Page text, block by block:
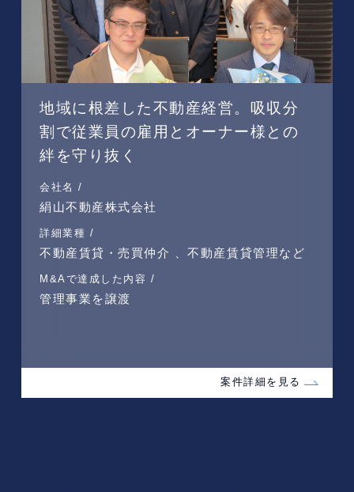
地域に根差した不動産経営。吸収分
割で従業員の雇用とオーナー様との
絆を守り抜く
会社名 /
絹山不動産株式会社
詳細業種 /
不動産賃貸・売買仲介 、不動産賃貸管理など
M&Aで達成した内容 /
管理事業を譲渡
案件詳細を見る